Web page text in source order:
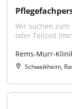
Wir suchen
oder Teilzeit
Rems-Murr-
Schwaikheim,